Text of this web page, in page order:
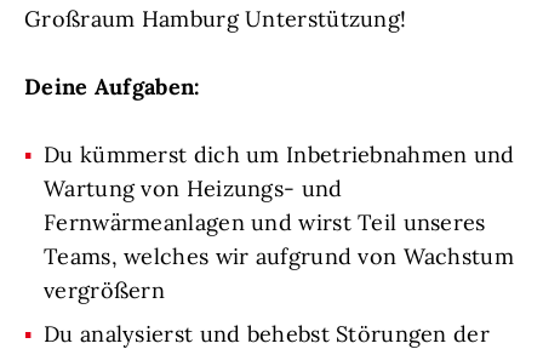
Großraum Hamburg Unterstützung!
Deine Aufgaben:
Du kümmerst dich um Inbetriebnahmen und
Wartung von Heizungs- und
Fernwärmeanlagen und wirst Teil unseres
Teams, welches wir aufgrund von Wachstum
vergrößern
Du analysierst und behebst Störungen der